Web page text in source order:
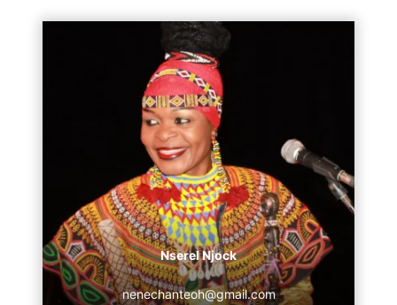
Nserel Njock
nenechanteoh@gmail.com